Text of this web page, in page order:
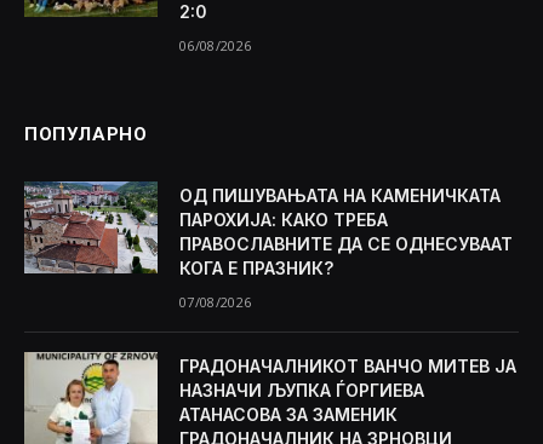
2:0
06/08/2026
ПОПУЛАРНО
ОД ПИШУВАЊАТА НА КАМЕНИЧКАТА
ПАРОХИЈА: КАКО ТРЕБА
ПРАВОСЛАВНИТЕ ДА СЕ ОДНЕСУВААТ
КОГА Е ПРАЗНИК?
07/08/2026
ГРАДОНАЧАЛНИКОТ ВАНЧО МИТЕВ ЈА
НАЗНАЧИ ЉУПКА ЃОРГИЕВА
АТАНАСОВА ЗА ЗАМЕНИК
ГРАДОНАЧАЛНИК НА ЗРНОВЦИ